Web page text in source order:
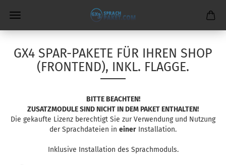
GX4 SPAR-PAKETE FÜR IHREN SHOP
(FRONTEND), INKL. FLAGGE.
BITTE BEACHTEN!
ZUSATZMODULE SIND NICHT IN DEM PAKET ENTHALTEN!
Die gekaufte Lizenz berechtigt Sie zur Verwendung und Nutzung
der Sprachdateien in einer Installation.
Inklusive Installation des Sprachmoduls.